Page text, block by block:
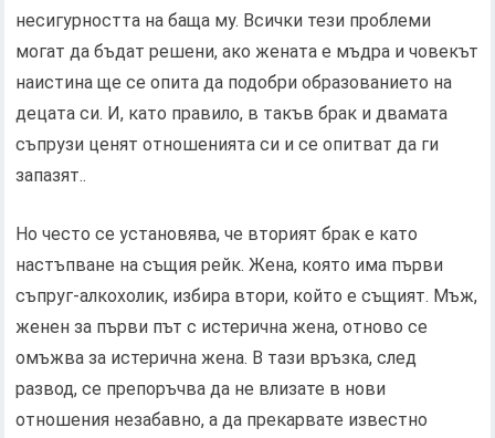
несигурността на баща му. Всички тези проблеми
могат да бъдат решени, ако жената е мъдра и човекът
наистина ще се опита да подобри образованието на
децата си. И, като правило, в такъв брак и двамата
съпрузи ценят отношенията си и се опитват да ги
запазят..
Но често се установява, че вторият брак е като
настъпване на същия рейк. Жена, която има първи
съпруг-алкохолик, избира втори, който е същият. Мъж,
женен за първи път с истерична жена, отново се
омъжва за истерична жена. В тази връзка, след
развод, се препоръчва да не влизате в нови
отношения незабавно, а да прекарвате известно